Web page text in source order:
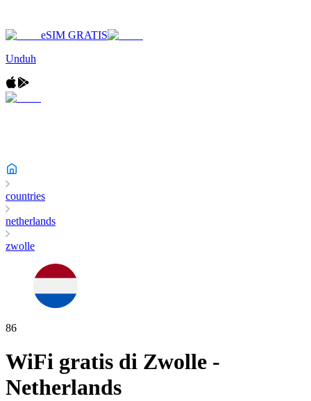
eSIM GRATIS
Unduh
countries
netherlands
zwolle
86
WiFi gratis di Zwolle -
Netherlands